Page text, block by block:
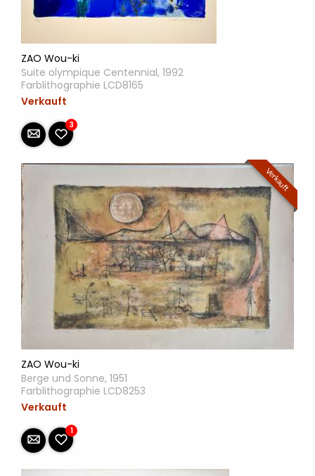
ZAO Wou-ki
Suite olympique Centennial, 1992
Farblithographie LCD8165
Verkauft
3
Verkauft
ZAO Wou-ki
Berge und Sonne, 1951
Farblithographie LCD8253
Verkauft
1